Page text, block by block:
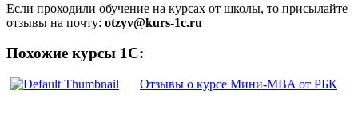
Если проходили обучение на курсах от школы, то присылайте
отзывы на почту: otzyv@kurs-1c.ru
Похожие курсы 1С:
Отзывы о курсе Мини-MBA от РБК